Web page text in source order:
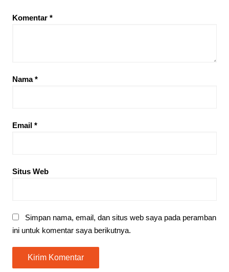
Komentar *
Nama*
Email *
Situs Web
Simpan nama, email, dan situs web saya pada peramban
ini untuk komentar saya berikutnya.